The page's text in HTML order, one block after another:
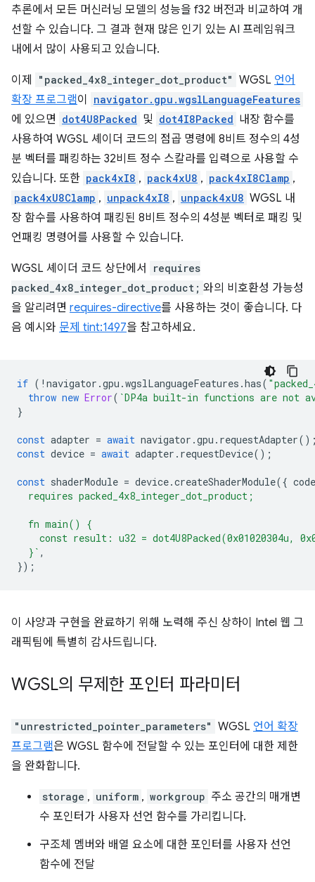
추론에서 모든 머신러닝 모델의 성능을 f32 버전과 비교하여 개
선할 수 있습니다. 그 결과 현재 많은 인기 있는 AI 프레임워크
내에서 많이 사용되고 있습니다.
이제 "packed_4x8_integer_dot_product" WGSL 언어
확장 프로그램이 navigator.gpu.wgslLanguageFeatures
에 있으면 dot4U8Packed 및 dot4I8Packed 내장 함수를
사용하여 WGSL 셰이더 코드의 점곱 명령에 8비트 정수의 4성
분 벡터를 패킹하는 32비트 정수 스칼라를 입력으로 사용할 수
있습니다. 또한 pack4xI8 , pack4xU8 , pack4xI8Clamp ,
pack4xU8Clamp , unpack4xI8 , unpack4xU8 WGSL 내
장 함수를 사용하여 패킹된 8비트 정수의 4성분 벡터로 패킹 및
언패킹 명령어를 사용할 수 있습니다.
WGSL 셰이더 코드 상단에서
requires
packed_4x8_integer_dot_product; 와의 비호환성 가능성
을 알리려면 requires-directive를 사용하는 것이 좋습니다. 다
음 예시와 문제 tint:1497을 참고하세요.
if ( ! navigator .gpu .wgslLanguageFeatures .has(
throw new Error( `DP4a built-in functions are not
}
const adapter = await navigator .gpu . requestAdapter
const device = await adapter . requestDevice();
const shaderModule = device.createShaderModule({ code
  requires packed_4x8_integer_dot_product;
  fn main() {
const result: u32 = dot4U8Packed(0x01020304u,
  }`
,
});
이 사양과 구현을 완료하기 위해 노력해 주신 상하이 Intel 웹 그
래픽팀에 특별히 감사드립니다.
WGSL의 무제한 포인터 파라미터
"unrestricted_pointer_parameters" WGSL 언어 확장
프로그램은 WGSL 함수에 전달할 수 있는 포인터에 대한 제한
을 완화합니다.
storage , uniform , workgroup 주소 공간의 매개변
수 포인터가 사용자 선언 함수를 가리킵니다.
구조체 멤버와 배열 요소에 대한 포인터를 사용자 선언
함수에 전달